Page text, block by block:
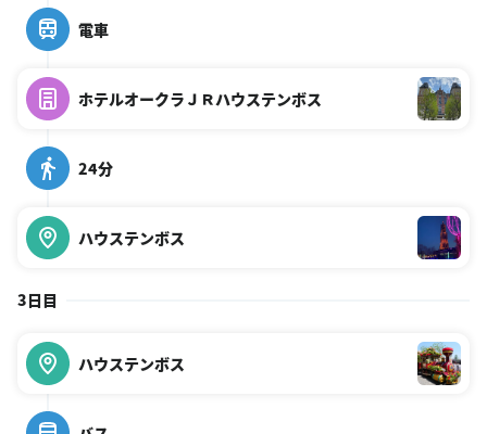
電車
ホテルオークラＪＲハウステンボス
24分
ハウステンボス
3日目
ハウステンボス